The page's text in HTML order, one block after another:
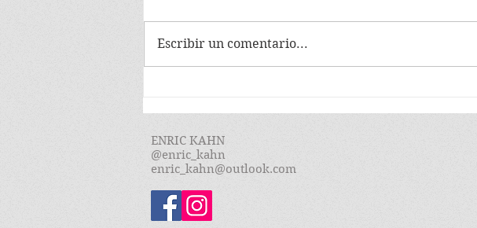
Escribir un comentario...
ENRIC KAHN
@enric_kahn
enric_kahn@outlook.com